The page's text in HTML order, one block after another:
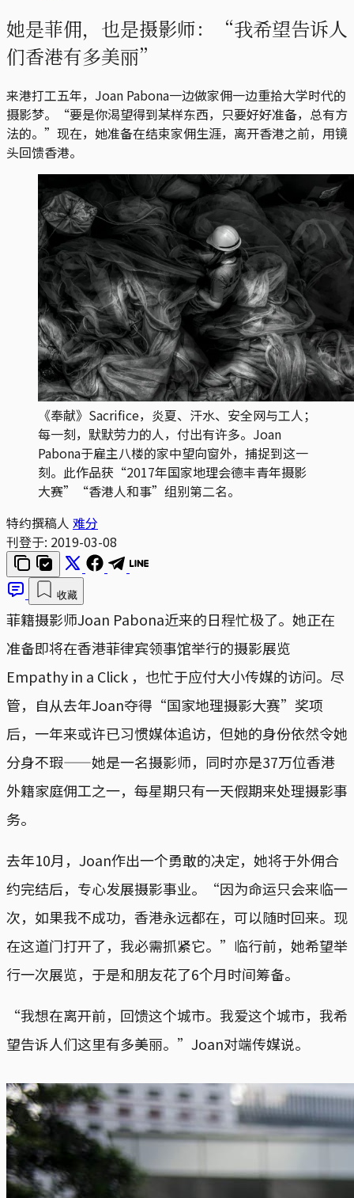
她是菲佣，也是摄影师：“我希望告诉人
们香港有多美丽”
来港打工五年，Joan Pabona一边做家佣一边重拾大学时代的
摄影梦。“要是你渴望得到某样东西，只要好好准备，总有方
法的。”现在，她准备在结束家佣生涯，离开香港之前，用镜
头回馈香港。
《奉献》Sacrifice，炎夏、汗水、安全网与工人；
每一刻，默默劳力的人，付出有许多。Joan
Pabona于雇主八楼的家中望向窗外，捕捉到这一
刻。此作品获“2017年国家地理会德丰青年摄影
大赛”“香港人和事”组别第二名。
特约撰稿人 难分
刊登于: 2019-03-08
收藏
菲籍摄影师Joan Pabona近来的日程忙极了。她正在
准备即将在香港菲律宾领事馆举行的摄影展览
Empathy in a Click ，也忙于应付大小传媒的访问。尽
管，自从去年Joan夺得“国家地理摄影大赛”奖项
后，一年来或许已习惯媒体追访，但她的身份依然令她
分身不瑕——她是一名摄影师，同时亦是37万位香港
外籍家庭佣工之一，每星期只有一天假期来处理摄影事
务。
去年10月，Joan作出一个勇敢的决定，她将于外佣合
约完结后，专心发展摄影事业。“因为命运只会来临一
次，如果我不成功，香港永远都在，可以随时回来。现
在这道门打开了，我必需抓紧它。”临行前，她希望举
行一次展览，于是和朋友花了6个月时间筹备。
“我想在离开前，回馈这个城市。我爱这个城市，我希
望告诉人们这里有多美丽。”Joan对端传媒说。